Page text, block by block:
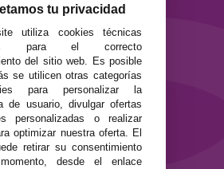
Formas de pago
Y PRIVACIDAD
y condiciones de uso
de privacidad
de cookies
tu privacidad
utiliza cookies técnicas
para el correcto
del sitio web. Es posible
se utilicen otras categorías
para personalizar la
de usuario, divulgar ofertas
personalizadas o realizar
optimizar nuestra oferta. El
retirar su consentimiento
desde el enlace